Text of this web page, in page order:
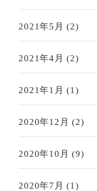
2021年5月 (2)
2021年4月 (2)
2021年1月 (1)
2020年12月 (2)
2020年10月 (9)
2020年7月 (1)